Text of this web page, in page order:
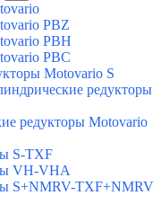
PBZ
PBH
PBC
Motovario S
редукторы
редукторы Motovario
S-TXF
VH-VHA
S+NMRV-TXF+NMRV